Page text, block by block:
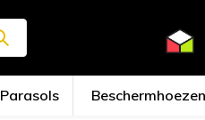
Parasols Beschermhoezen